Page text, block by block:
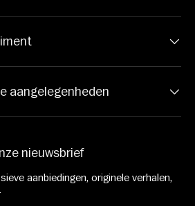
aangelegenheden
nieuwsbrief
aanbiedingen, originele verhalen,